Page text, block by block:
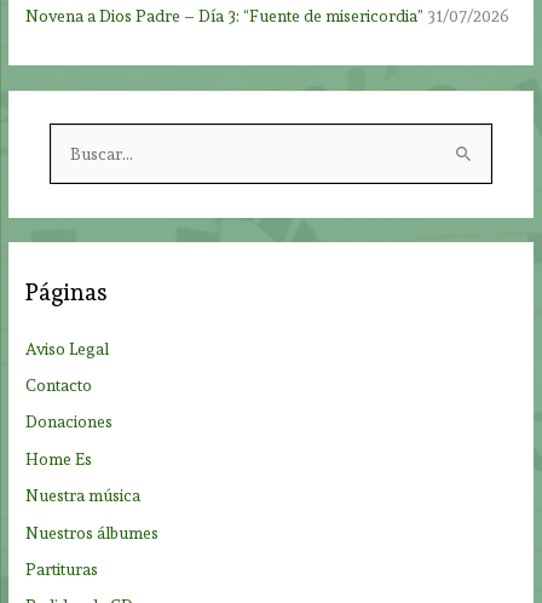
Novena a Dios Padre – Día 3: “Fuente de misericordia” 31/07/2026
c
r
:
Páginas
Aviso Legal
Contacto
Donaciones
Home Es
Nuestra música
Nuestros álbumes
Partituras